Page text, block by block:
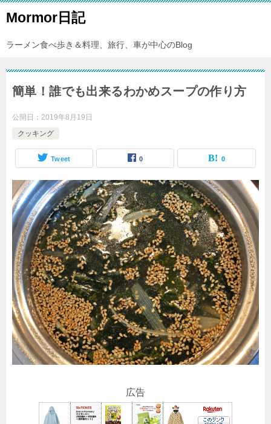
Mormor日記
ラーメン食べ歩き＆料理、旅行、車が中心のBlog
簡単！誰でも出来るわかめスープの作り方
公開日： 2019年8月19日
クッキング
Tweet 0 0
広告